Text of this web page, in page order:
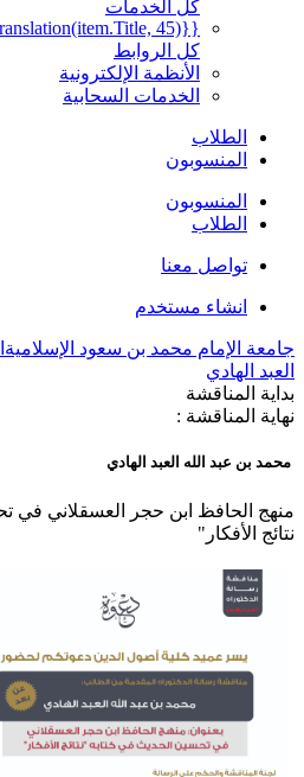
كل الخدمات
{{mmc.getTrimmedTranslation(item.Title, 45)}}
كل الروابط
الأنظمة الإلكترونية
الخدمات السحابية
الطلاب
المنسوبون
المنسوبون
الطلاب
تواصل معنا
انشاء مستخدم
جامعة الإمام محمد بن سعود الإسلامية
العبد الهادي
بداية المناقشة
نهاية المناقشة :
محمد بن عبد الله العبد الهادي
منهج الحافظ ابن حجر العسقلاني في
نتائج الأفكار"